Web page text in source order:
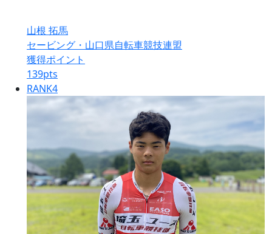
山根 拓馬
セービング・山口県自転車競技連盟
獲得ポイント
139pts
RANK4